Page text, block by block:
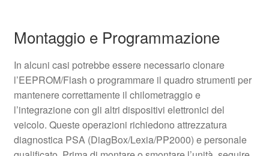
Montaggio e Programmazione
In alcuni casi potrebbe essere necessario clonare
l’EEPROM/Flash o programmare il quadro strumenti per
mantenere correttamente il chilometraggio e
l’integrazione con gli altri dispositivi elettronici del
veicolo. Queste operazioni richiedono attrezzatura
diagnostica PSA (DiagBox/Lexia/PP2000) e personale